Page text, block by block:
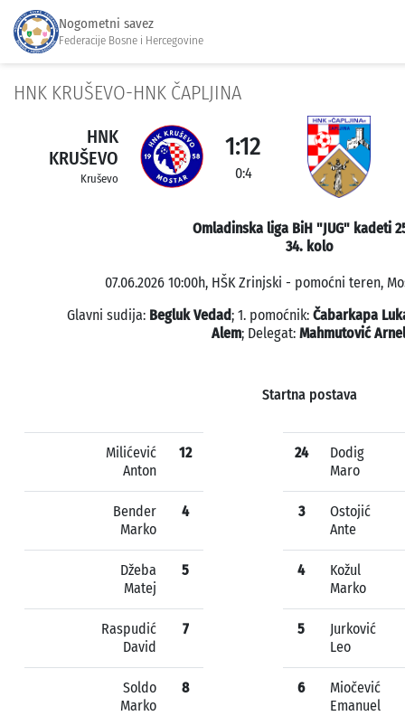
Nogometni savez
Federacije Bosne i Hercegovine
HNK KRUŠEVO-HNK ČAPLJINA
HNK
KRUŠEVO
Kruševo
1:12
0:4
Omladinska liga BiH "JUG" kadeti
34. kolo
07.06.2026 10:00h, HŠK Zrinjski - pomoćni teren,
Glavni sudija: Begluk Vedad; 1. pomoćnik: Čabarkapa
Alem; Delegat: Mahmutović Arnel
Startna postava
Milićević
Anton
12
Bender
Marko
4
Džeba
Matej
5
Raspudić
David
7
Soldo
Marko
8
24
Dodig
Maro
3
Ostojić
Ante
4
Kožul
Marko
5
Jurković
Leo
6
Miočević
Emanuel